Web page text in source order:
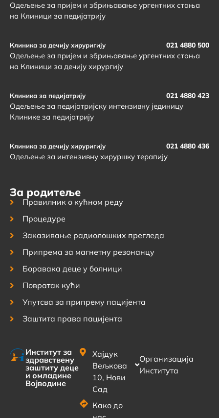
Институт за
здравствену
заштиту деце
и омладине
Војводине
Хајдук
Вељкова
10, Нови
Сад
Како до
Организација
Института
Одељење за пријем и збрињавање ургентних стања
на Клиници за педијатрију
Клиника за дечију хируригију 021 4880 500
Одељење за пријем и збрињавање ургентних стања
на Клиници за дечију хирургију
Клиника за педијатрију 021 4880 423
Одељење за педијатријску интензивну јединицу
Клинике за педијатрију
Клиника за дечију хируригију 021 4880 436
Одељење за интензивну хируршку терапију
За родитеље
Правилник о кућном реду
Процедуре
Заказивање радиолошких прегледа
Припрема за магнетну резонанцу
Боравака деце у болници
Повратак кући
Упутсва за припрему пацијента
Заштита права пацијента